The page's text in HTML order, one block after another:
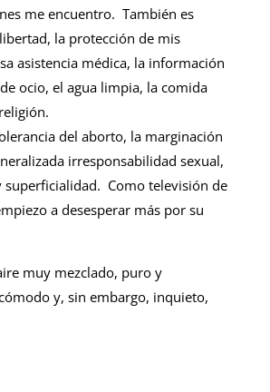
me encuentro. También es
la protección de mis
asistencia médica, la información
ocio, el agua limpia, la comida
del aborto, la marginación
irresponsabilidad sexual,
Como televisión de
a desesperar más por su
muy mezclado, puro y
y, sin embargo, inquieto,